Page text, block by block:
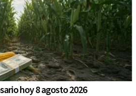
hoy 8 agosto 2026